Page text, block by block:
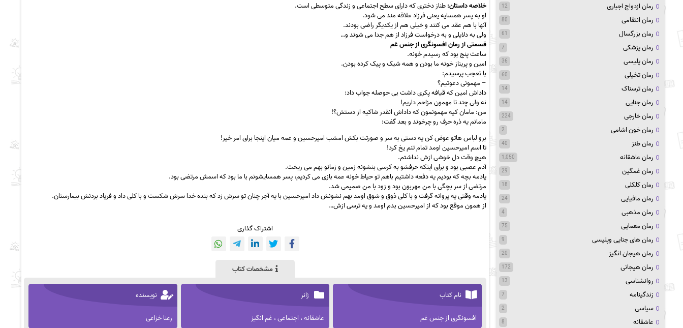
خلاصه داستان:طناز دختری که دارای سطح اجتماعی و زندگی متوسطی است.
او به پسر همسایه یعنی فرزاد علاقه مند می شود.
آنها با هم عقد می کنند و خیلی هم از یکدیگر راضی بودند.
ولی به دلایلی و به درخواست فرزاد از هم جدا می شوند و…
قسمتی از رمان افسونگری از جنس غم
ساعت پنج بود که رسیدم خونه.
امین و پریناز خونه ما بودن و همه شیک و پیک کرده بودن.
با تعجب پرسیدم:
– مهمونی دعوتیم؟
داداش امین که قیافه پکری داشت بی حوصله جواب داد:
نه ولی چند تا مهمون مزاحم داریم!
من: مامان کیه مهمونمون که داداش انقدر شاکیه از دستش؟!
مامانم یه ذره حرف رو چرخوند و بعد گفت:
برو لباس هاتو عوض کن یه دستی به سر و صورتت بکش امشب امیرحسین و عمه میان اینجا برای امر خیر!
تا اسم امیرحسین اومد تمام تنم یخ کرد!
هیچ وقت دل خوشی ازش نداشتم.
آدم عصبی بود و برای اینکه حرفشو به کرسی بنشونه زمین و زمانو بهم می ریخت.
یادمه بچه که بودیم یه دفعه داشتیم باهم تو حیاط خونه عمه بازی می کردیم، پسر همسایشونم با ما بود که اسمش مرتضی بود.
مرتضی از سر بچگی با من مهربون بود و زود با من صمیمی شد.
یادمه وقتی یه پروانه گرفت و با کلی ذوق و شوق اومد بهم نشونش داد امیرحسین با یه آجر چنان تو سرش زد که بنده خدا سرش شکست و با کلی داد و فریاد بردنش بیمارستان.
از همون موقع بود که از امیرحسین بدم اومد و یه ترسی ازش…
اشتراک گذاری
مشخصات کتاب
نام کتاب
افسونگری از جنس غم
ژانر
عاشقانه ، اجتماعی ، غم انگیز
نویسنده
رعنا خزاعی
رمان ازدواج اجباری 12
رمان انتقامی 80
رمان بزرگسال 61
رمان پزشکی 7
رمان پلیسی 36
رمان تخیلی 60
رمان ترسناک 14
رمان جنایی 14
رمان خارجی 224
رمان خون اشامی 2
رمان طنز 40
رمان عاشقانه 1,050
رمان غمگین 29
رمان کلکلی 18
رمان مافیایی 24
رمان مذهبی 4
رمان معمایی 75
رمان های جنایی وپلیسی 9
رمان هیجان انگیز 20
رمان هیجانی 172
روانشناسی 13
زندگینامه 7
سیاسی 2
عاشقانه 8